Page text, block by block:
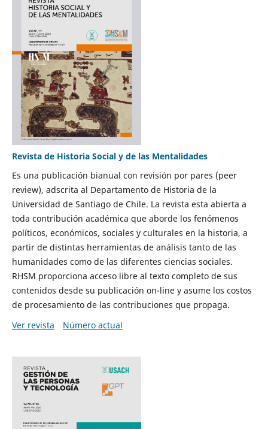
Revista de Historia Social y de las Mentalidades
Es una publicación bianual con revisión por pares (peer
review), adscrita al Departamento de Historia de la
Universidad de Santiago de Chile. La revista esta abierta a
toda contribución académica que aborde los fenómenos
políticos, económicos, sociales y culturales en la historia, a
partir de distintas herramientas de análisis tanto de las
humanidades como de las diferentes ciencias sociales.
RHSM proporciona acceso libre al texto completo de sus
contenidos desde su publicación on-line y asume los costos
de procesamiento de las contribuciones que propaga.
Ver revista
Número actual